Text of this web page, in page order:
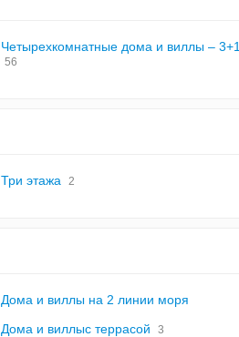
Четырехкомнатные дома и виллы – 3+1
56
Три этажа 2
Дома и виллы на 2 линии моря
Дома и виллыс террасой 3